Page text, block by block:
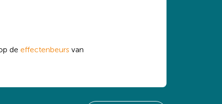
de effectenbeurs van